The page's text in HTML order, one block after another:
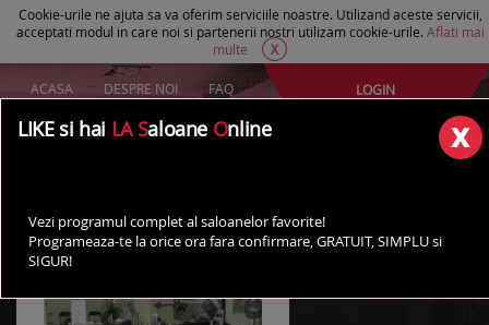
Cookie-urile ne ajuta sa va oferim serviciile noastre. Utilizand aceste servicii,
acceptati modul in care noi si partenerii nostri utilizam cookie-urile. Aflati mai
multe
X
ACASA DESPRE NOI FAQ
AI UN SALON?
LOGIN
LIKE si hai LA Saloane Online
Vezi programul complet al saloanelor favorite!
Programeaza-te la orice ora fara confirmare, GRATUIT, SIMPLU si
SIGUR!